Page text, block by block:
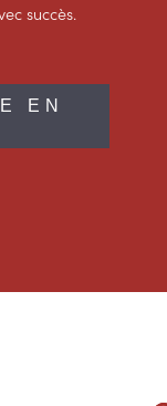
succès.
EN